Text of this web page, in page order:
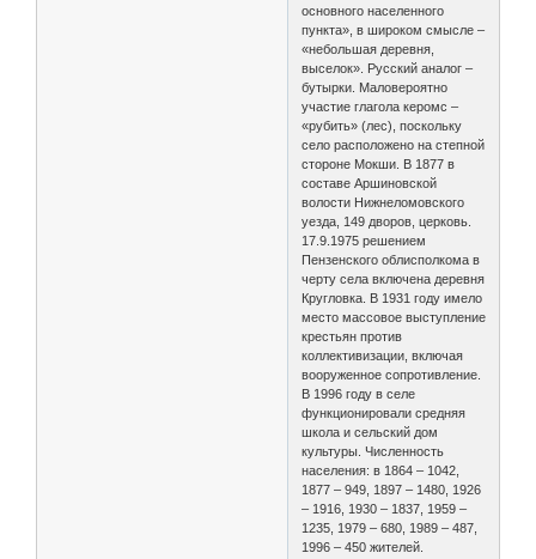
основного населенного
пункта», в широком смысле –
«небольшая деревня,
выселок». Русский аналог –
бутырки. Маловероятно
участие глагола керомс –
«рубить» (лес), поскольку
село расположено на степной
стороне Мокши. В 1877 в
составе Аршиновской
волости Нижнеломовского
уезда, 149 дворов, церковь.
17.9.1975 решением
Пензенского облисполкома в
черту села включена деревня
Кругловка. В 1931 году имело
место массовое выступление
крестьян против
коллективизации, включая
вооруженное сопротивление.
В 1996 году в селе
функционировали средняя
школа и сельский дом
культуры. Численность
населения: в 1864 – 1042,
1877 – 949, 1897 – 1480, 1926
– 1916, 1930 – 1837, 1959 –
1235, 1979 – 680, 1989 – 487,
1996 – 450 жителей.